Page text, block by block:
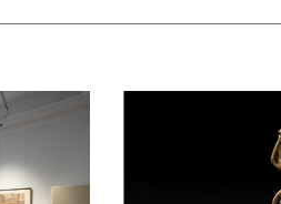
Zapraszamy na bezpłatne
czytaj więcej o